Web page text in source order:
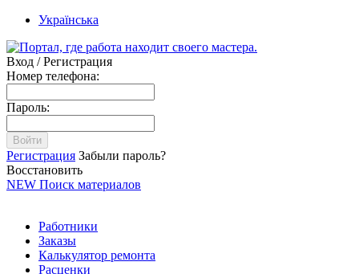
Українська
Вход / Регистрация
Номер телефона:
Пароль:
Войти
Регистрация Забыли пароль?
Восстановить
NEW Поиск материалов
Работники
Заказы
Калькулятор ремонта
Расценки